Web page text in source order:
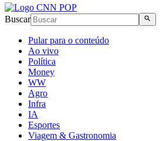
Buscar
Pular para o conteúdo
Ao vivo
Política
Money
WW
Agro
Infra
IA
Esportes
Viagem & Gastronomia